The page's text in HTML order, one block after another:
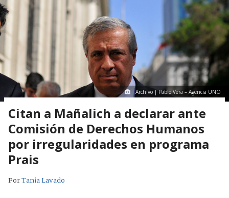
Archivo | Pablo Vera – Agencia UNO
Citan a Mañalich a declarar ante
Comisión de Derechos Humanos
por irregularidades en programa
Prais
PorTania Lavado